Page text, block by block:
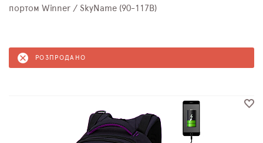
портом Winner / SkyName (90-117B)
РОЗПРОДАНО